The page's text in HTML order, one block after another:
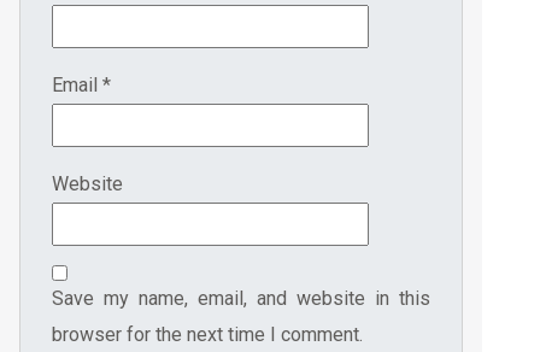
Email *
Website
Save my name, email, and website in this
browser for the next time I comment.